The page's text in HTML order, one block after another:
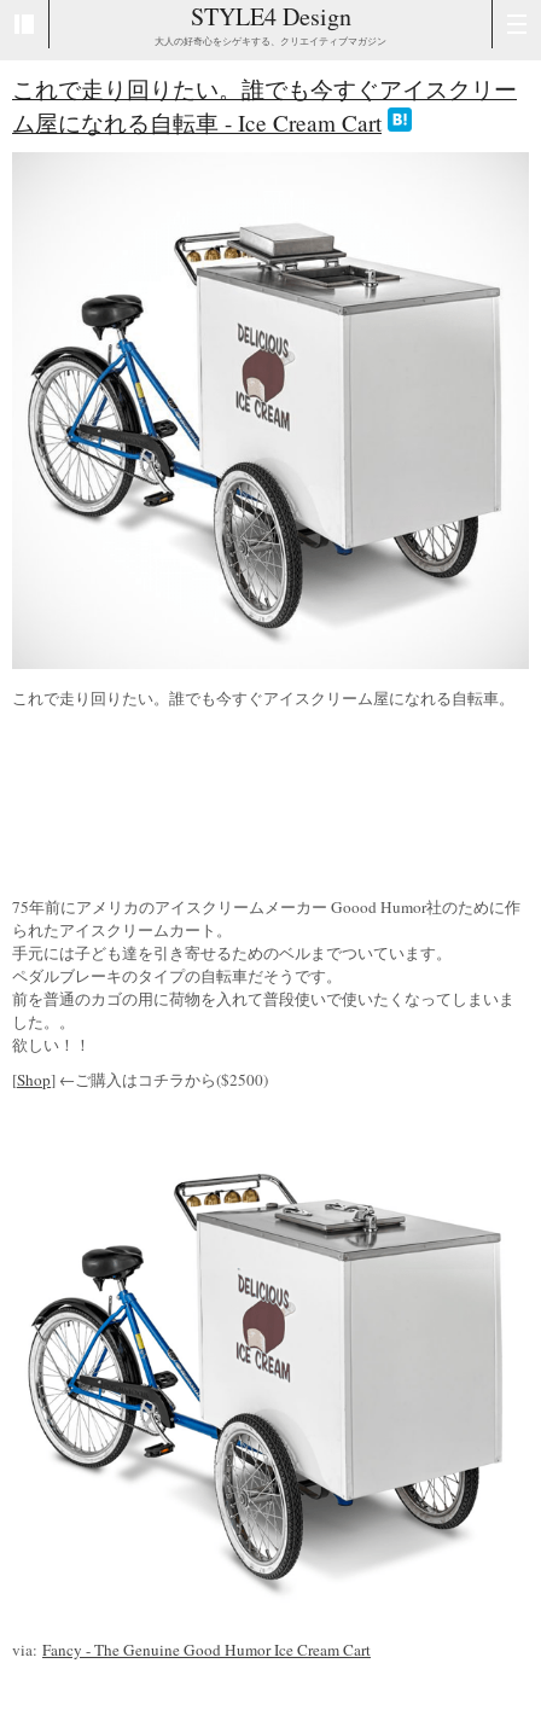
STYLE4 Design
大人の好奇心をシゲキする、クリエイティブマガジン
これで走り回りたい。誰でも今すぐアイスクリー
ム屋になれる自転車 - Ice Cream Cart
これで走り回りたい。誰でも今すぐアイスクリーム屋になれる自転車。
75年前にアメリカのアイスクリームメーカー Goood Humor社のために作
られたアイスクリームカート。
手元には子ども達を引き寄せるためのベルまでついています。
ペダルブレーキのタイプの自転車だそうです。
前を普通のカゴの用に荷物を入れて普段使いで使いたくなってしまいま
した。。
欲しい！！
[Shop] ←ご購入はコチラから($2500)
via: Fancy - The Genuine Good Humor Ice Cream Cart